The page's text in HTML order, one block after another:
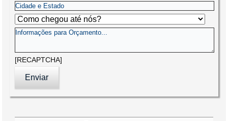
[RECAPTCHA]